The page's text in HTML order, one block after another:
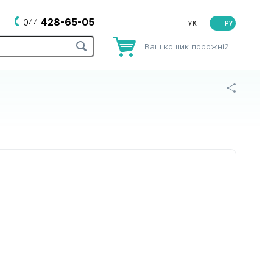
РУ
044 428-65-05
Ваш кошик порожній…